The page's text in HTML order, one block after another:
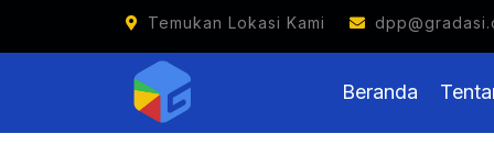
Temukan Lokasi Kami
Beranda